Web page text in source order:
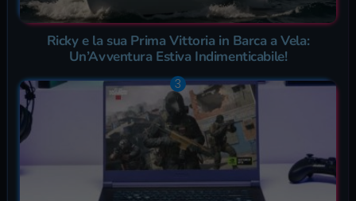
Ricky e la sua Prima Vittoria in Barca a Vela:
Un’Avventura Estiva Indimenticabile!